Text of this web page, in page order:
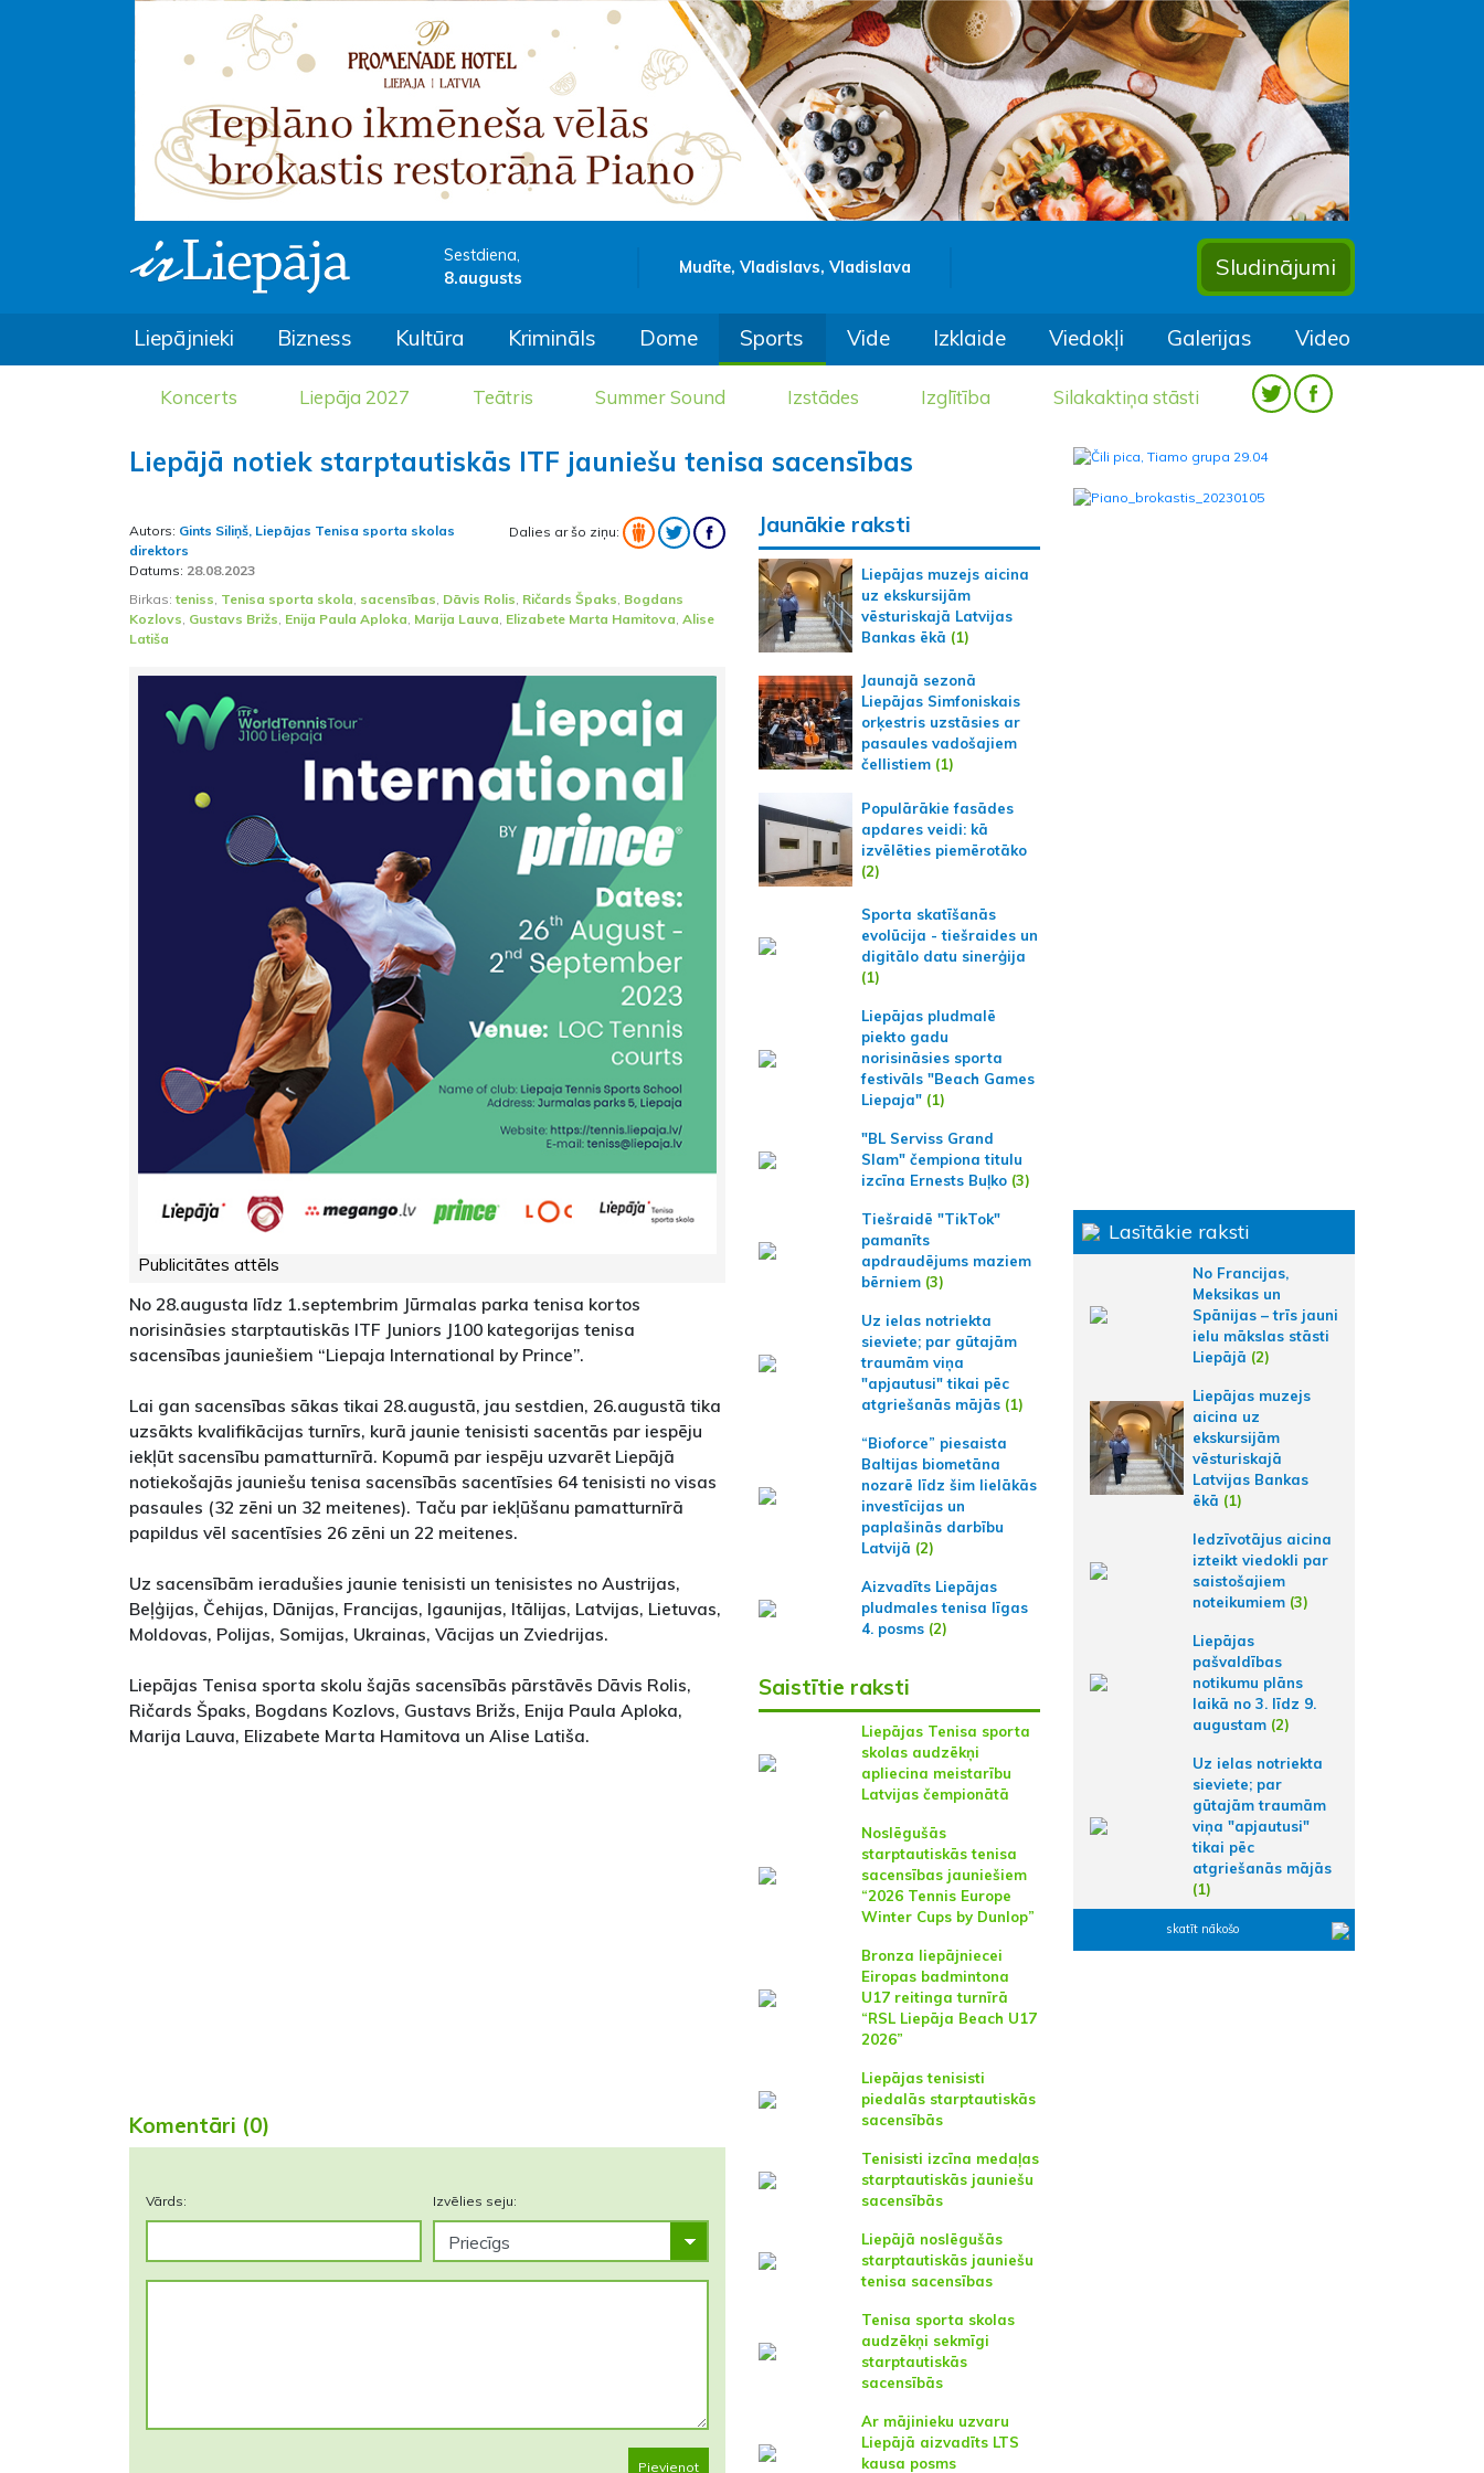
Sestdiena,
8.augusts
Mudīte, Vladislavs, Vladislava Sludinājumi
Liepājnieki Bizness Kultūra Krimināls Dome Sports Vide Izklaide Viedokļi Galerijas Video
Koncerts Liepāja 2027 Teātris Summer Sound Izstādes Izglītība Silakaktiņa stāsti
Liepājā notiek starptautiskās ITF jauniešu tenisa sacensības
Autors: Gints Siliņš, Liepājas Tenisa sporta skolas
direktors
Datums: 28.08.2023
Dalies ar šo ziņu:
Birkas:teniss, Tenisa sporta skola, sacensības, Dāvis Rolis, Ričards Špaks, Bogdans
Kozlovs, Gustavs Brižs, Enija Paula Aploka, Marija Lauva, Elizabete Marta Hamitova, Alise
Latiša
Publicitātes attēls
No 28.augusta līdz 1.septembrim Jūrmalas parka tenisa kortos
norisināsies starptautiskās ITF Juniors J100 kategorijas tenisa
sacensības jauniešiem “Liepaja International by Prince”.
Lai gan sacensības sākas tikai 28.augustā, jau sestdien, 26.augustā tika
uzsākts kvalifikācijas turnīrs, kurā jaunie tenisisti sacentās par iespēju
iekļūt sacensību pamatturnīrā. Kopumā par iespēju uzvarēt Liepājā
notiekošajās jauniešu tenisa sacensībās sacentīsies 64 tenisisti no visas
pasaules (32 zēni un 32 meitenes). Taču par iekļūšanu pamatturnīrā
papildus vēl sacentīsies 26 zēni un 22 meitenes.
Uz sacensībām ieradušies jaunie tenisisti un tenisistes no Austrijas,
Beļģijas, Čehijas, Dānijas, Francijas, Igaunijas, Itālijas, Latvijas, Lietuvas,
Moldovas, Polijas, Somijas, Ukrainas, Vācijas un Zviedrijas.
Liepājas Tenisa sporta skolu šajās sacensībās pārstāvēs Dāvis Rolis,
Ričards Špaks, Bogdans Kozlovs, Gustavs Brižs, Enija Paula Aploka,
Marija Lauva, Elizabete Marta Hamitova un Alise Latiša.
Komentāri (0)
Vārds: Izvēlies seju:
Pievienot
Jaunākie raksti
Liepājas muzejs aicina
uz ekskursijām
vēsturiskajā Latvijas
Bankas ēkā (1)
Jaunajā sezonā
Liepājas Simfoniskais
orķestris uzstāsies ar
pasaules vadošajiem
čellistiem(1)
Populārākie fasādes
apdares veidi: kā
izvēlēties piemērotāko
(2)
Sporta skatīšanās
evolūcija - tiešraides un
digitālo datu sinerģija
(1)
Liepājas pludmalē
piekto gadu
norisināsies sporta
festivāls "Beach Games
Liepaja"(1)
"BL Serviss Grand
Slam" čempiona titulu
izcīna Ernests Buļko(3)
Tiešraidē "TikTok"
pamanīts
apdraudējums maziem
bērniem(3)
Uz ielas notriekta
sieviete; par gūtajām
traumām viņa
"apjautusi" tikai pēc
atgriešanās mājās(1)
“Bioforce” piesaista
Baltijas biometāna
nozarē līdz šim lielākās
investīcijas un
paplašinās darbību
Latvijā (2)
Aizvadīts Liepājas
pludmales tenisa līgas
4. posms(2)
Saistītie raksti
Liepājas Tenisa sporta
skolas audzēkņi
apliecina meistarību
Latvijas čempionātā
Noslēgušās
starptautiskās tenisa
sacensības jauniešiem
“2026 Tennis Europe
Winter Cups by Dunlop”
Bronza liepājniecei
Eiropas badmintona
U17 reitinga turnīrā
“RSL Liepāja Beach U17
2026”
Liepājas tenisisti
piedalās starptautiskās
sacensībās
Tenisisti izcīna medaļas
starptautiskās jauniešu
sacensībās
Liepājā noslēgušās
starptautiskās jauniešu
tenisa sacensības
Tenisa sporta skolas
audzēkņi sekmīgi
starptautiskās
sacensībās
Ar mājinieku uzvaru
Liepājā aizvadīts LTS
kausa posms
Lasītākie raksti
No Francijas,
Meksikas un
Spānijas – trīs jauni
ielu mākslas stāsti
Liepājā (2)
Liepājas muzejs
aicina uz
ekskursijām
vēsturiskajā
Latvijas Bankas
ēkā (1)
Iedzīvotājus aicina
izteikt viedokli par
saistošajiem
noteikumiem (3)
Liepājas
pašvaldības
notikumu plāns
laikā no 3. līdz 9.
augustam (2)
Uz ielas notriekta
sieviete; par
gūtajām traumām
viņa "apjautusi"
tikai pēc
atgriešanās mājās
(1)
skatīt nākošo